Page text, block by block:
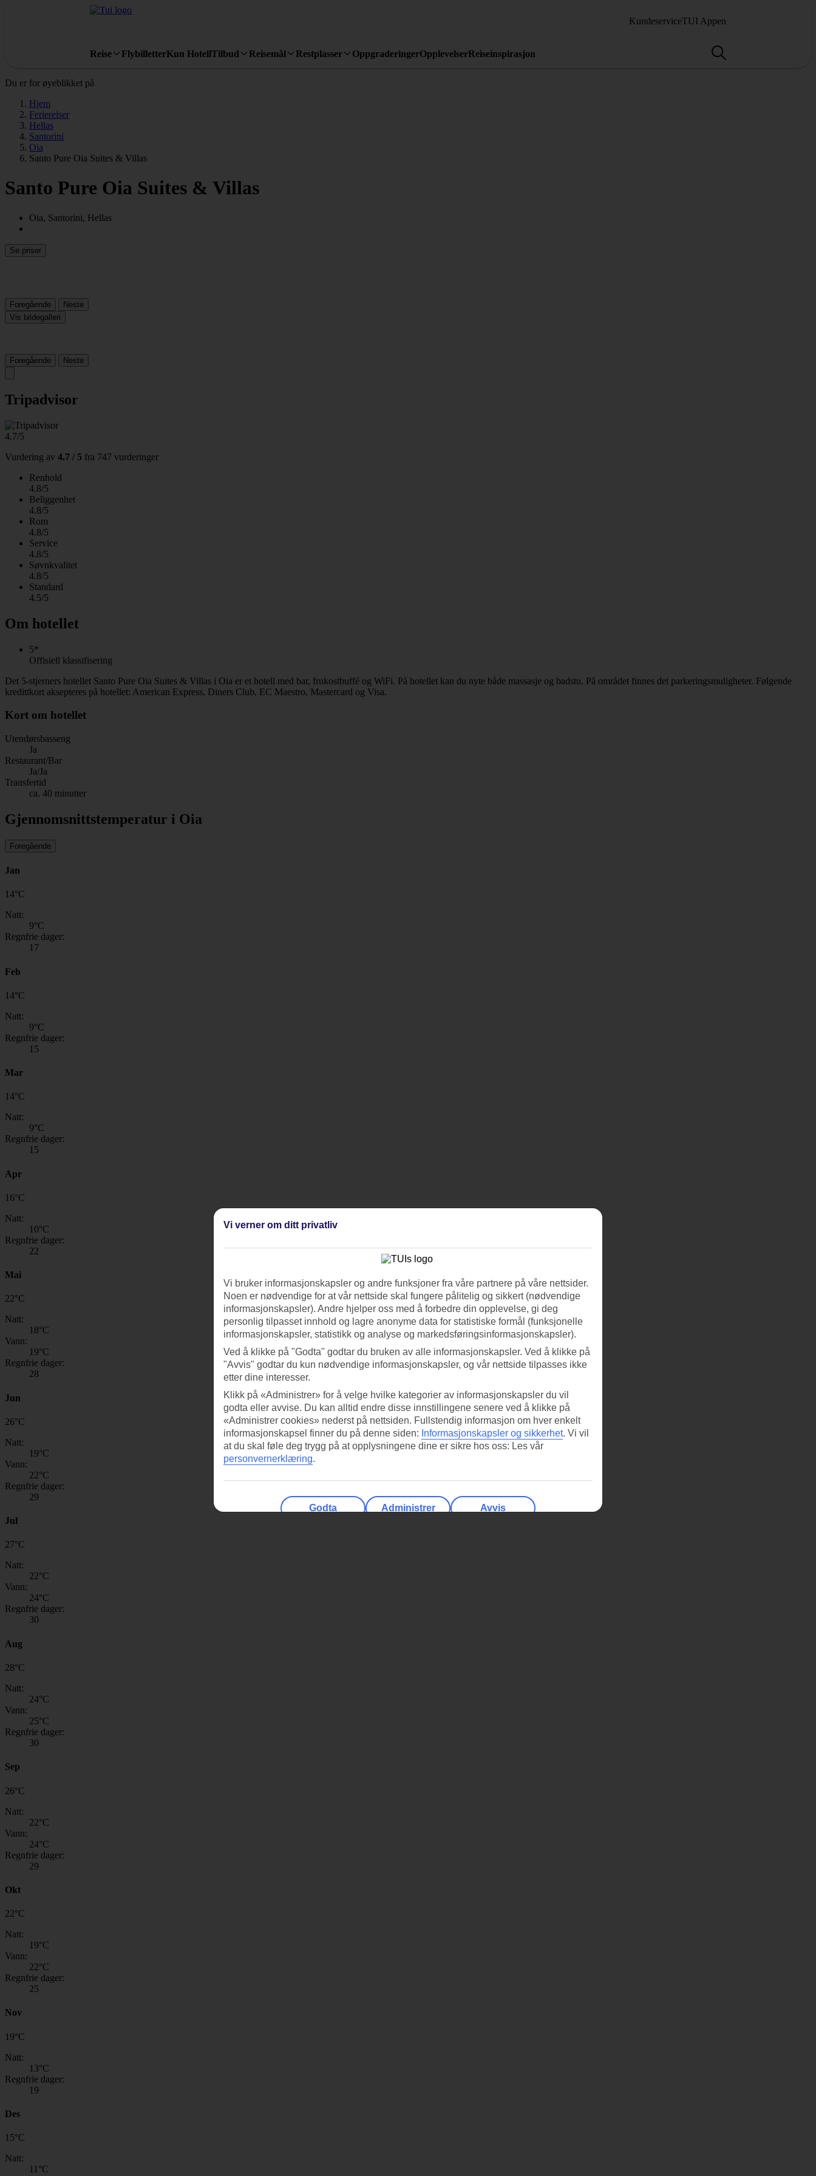
KundeserviceTUI Appen
Reise FlybilletterKun HotellTilbud Reisemål Restplasser OppgraderingerOpplevelserReiseinspirasjon
Du er for øyeblikket på
Hjem
Feriereiser
Hellas
Santorini
Oia
Santo Pure Oia Suites & Villas
Santo Pure Oia Suites & Villas
Oia, Santorini, Hellas
Se priser
Foregående
Neste
Vis bildegalleri
Foregående Neste
Tripadvisor
4.7/5
Vurdering av 4.7 / 5 fra 747 vurderinger
Renhold
4.8/5
Beliggenhet
4.8/5
Rom
4.8/5
Service
4.8/5
Søvnkvalitet
4.8/5
Standard
4.5/5
Om hotellet
5*
Offisiell klassifisering
Det 5-stjerners hotellet Santo Pure Oia Suites & Villas i Oia er et hotell med bar, frukostbuffé og WiFi. På hotellet kan du nyte både massasje og badstu. På området finnes det parkeringsmuligheter. Følgende
kredittkort aksepteres på hotellet: American Express, Diners Club, EC Maestro, Mastercard og Visa.
Kort om hotellet
Utendørsbasseng
Ja
Restaurant/Bar
Ja/Ja
Transfertid
ca. 40 minutter
Gjennomsnittstemperatur i Oia
Foregående
Jan
14°C
Natt:
9°C
Regnfrie dager:
17
Feb
14°C
Natt:
9°C
Regnfrie dager:
15
Mar
14°C
Natt:
9°C
Regnfrie dager:
15
Apr
16°C
Natt:
10°C
Regnfrie dager:
22
Mai
22°C
Natt:
18°C
Vann:
19°C
Regnfrie dager:
28
Jun
26°C
Natt:
19°C
Vann:
22°C
Regnfrie dager:
29
Jul
27°C
Natt:
22°C
Vann:
24°C
Regnfrie dager:
30
Aug
28°C
Natt:
24°C
Vann:
25°C
Regnfrie dager:
30
Sep
26°C
Natt:
22°C
Vann:
24°C
Regnfrie dager:
29
Okt
22°C
Natt:
19°C
Vann:
22°C
Regnfrie dager:
25
Nov
19°C
Natt:
13°C
Regnfrie dager:
19
Des
15°C
Natt:
11 °C
Vi verner om ditt privatliv
Vi bruker informasjonskapsler og andre funksjoner fra våre partnere på våre nettsider.
Noen er nødvendige for at vår nettside skal fungere pålitelig og sikkert (nødvendige
informasjonskapsler). Andre hjelper oss med å forbedre din opplevelse, gi deg
personlig tilpasset innhold og lagre anonyme data for statistiske formål (funksjonelle
informasjonskapsler, statistikk og analyse og markedsføringsinformasjonskapsler).
Ved å klikke på "Godta" godtar du bruken av alle informasjonskapsler. Ved å klikke på
"Avvis" godtar du kun nødvendige informasjonskapsler, og vår nettside tilpasses ikke
etter dine interesser.
Klikk på «Administrer» for å velge hvilke kategorier av informasjonskapsler du vil
godta eller avvise. Du kan alltid endre disse innstillingene senere ved å klikke på
«Administrer cookies» nederst på nettsiden. Fullstendig informasjon om hver enkelt
informasjonskapsel finner du på denne siden: Informasjonskapsler og sikkerhet. Vi vil
at du skal føle deg trygg på at opplysningene dine er sikre hos oss: Les vår
personvernerklæring.
Godta Administrer Avvis